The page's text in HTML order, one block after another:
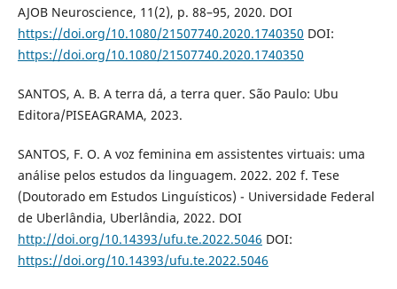
AJOB Neuroscience, 11(2), p. 88–95, 2020. DOI
https://doi.org/10.1080/21507740.2020.1740350 DOI:
https://doi.org/10.1080/21507740.2020.1740350
SANTOS, A. B. A terra dá, a terra quer. São Paulo: Ubu
Editora/PISEAGRAMA, 2023.
SANTOS, F. O. A voz feminina em assistentes virtuais: uma
análise pelos estudos da linguagem. 2022. 202 f. Tese
(Doutorado em Estudos Linguísticos) - Universidade Federal
de Uberlândia, Uberlândia, 2022. DOI
http://doi.org/10.14393/ufu.te.2022.5046 DOI:
https://doi.org/10.14393/ufu.te.2022.5046